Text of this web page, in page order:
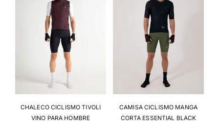
CHALECO CICLISMO TIVOLI
VINO PARA HOMBRE
CAMISA CICLISMO MANGA
CORTA ESSENTIAL BLACK